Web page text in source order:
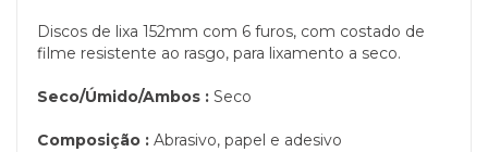
Discos de lixa 152mm com 6 furos, com costado de
filme resistente ao rasgo, para lixamento a seco.
Seco/Úmido/Ambos : Seco
Composição : Abrasivo, papel e adesivo